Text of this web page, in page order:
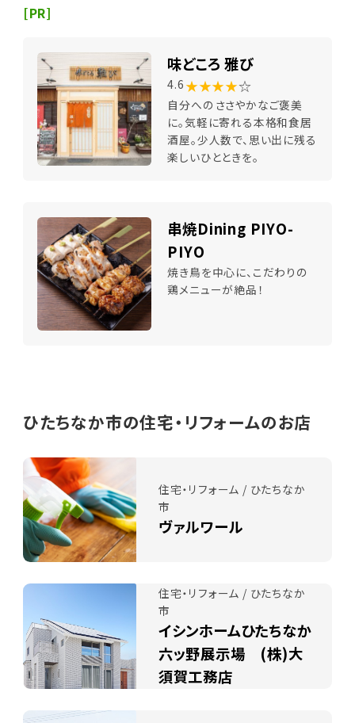
[PR]
味どころ 雅び
4.6 ★★★★☆
自分へのささやかなご褒美
に。気軽に寄れる本格和食居
酒屋。少人数で、思い出に残る
楽しいひとときを。
串焼Dining PIYO-
PIYO
焼き鳥を中心に、こだわりの
鶏メニューが絶品！
ひたちなか市の住宅・リフォームのお店
住宅・リフォーム / ひたちなか
市
ヴァルワール
住宅・リフォーム / ひたちなか
市
イシンホームひたちなか
六ッ野展示場 (株)大
須賀工務店